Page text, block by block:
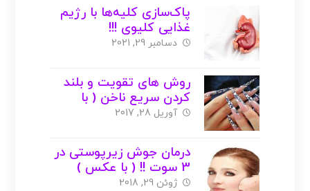
پاک‌سازی کلیه‌ها با رژیم
غذایی کلیوی !!!
دسامبر 29, 2021
روش های تقویت و بلند
کردن سریع ناخن ( با
عکس )
آوریل 28, 2017
درمان جوش زیرپوستی در
3 سوت !! ( با عکس )
ژوئن 29, 2018